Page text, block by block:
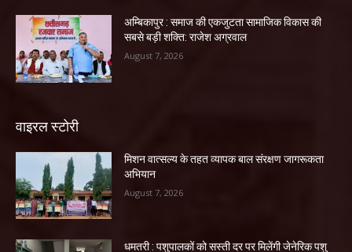
अम्बिकापुर : समाज की एकजुटता सामाजिक विकास की
सबसे बड़ी शक्ति: राजेश अग्रवाल
August 7, 2026
वाइरल स्टोरी
मिशन वात्सल्य के तहत व्यापक बाल संरक्षण जागरूकता
अभियान
August 7, 2026
धमतरी : पशुपालकों को सस्ती दर पर मिलेंगी जेनेरिक पशु